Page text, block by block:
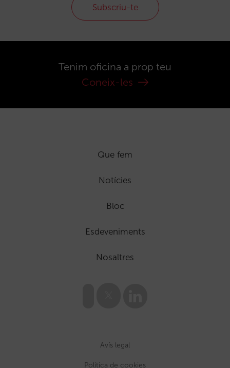
Subscriu-te
Tenim oficina a prop teu
Coneix-les
Que fem
Notícies
Bloc
Esdeveniments
Nosaltres
Avís legal
Política de cookies